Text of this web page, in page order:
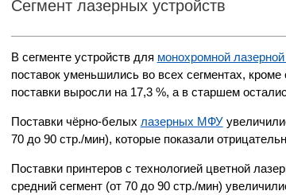
Сегмент лазерных устройств
В сегменте устройств для монохромной лазерной
поставок уменьшились во всех сегментах,
поставки выросли на 17,3 %, а в старшем
Поставки чёрно-белых лазерных МФУ
70 до 90 стр./мин), которые показали
Поставки принтеров с технологией цветной
средний сегмент (от 70 до 90 стр./мин)